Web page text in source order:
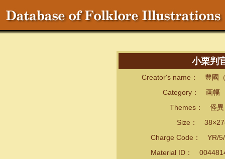
小栗判
Creator's name： 豊國（
Category： 画幅
Themes： 怪異・
Size：
Charge Code： YR/5/
Material ID：